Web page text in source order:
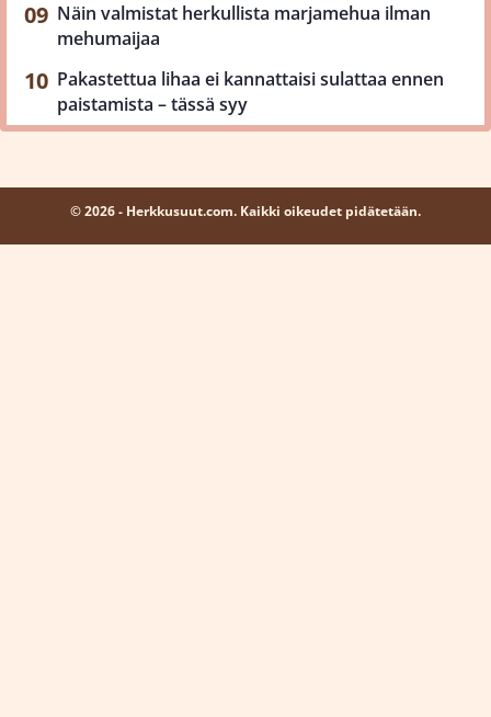
Näin valmistat herkullista marjamehua ilman
mehumaijaa
Pakastettua lihaa ei kannattaisi sulattaa ennen
paistamista – tässä syy
© 2026 - Herkkusuut.com. Kaikki oikeudet pidätetään.